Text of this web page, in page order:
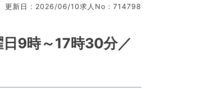
更新日 : 2026/06/10求人No : 714798
9時～17時30分／